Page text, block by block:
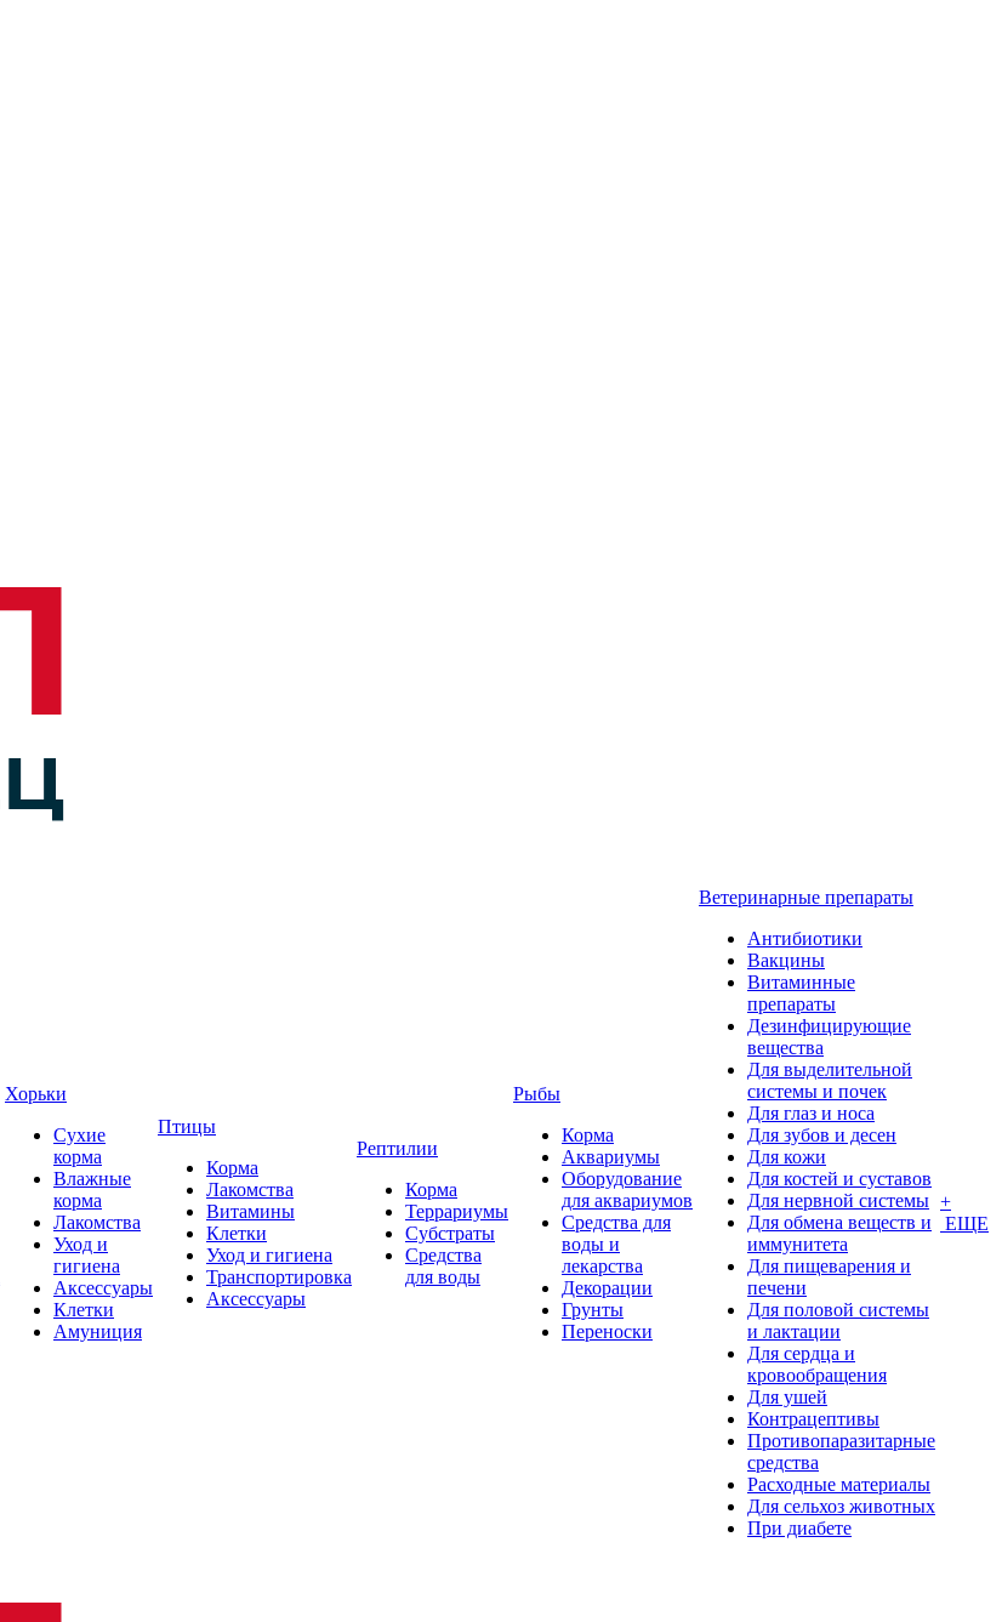
Хорьки
Сухие
корма
Влажные
корма
Лакомства
Уход и
гигиена
Аксессуары
Клетки
Амуниция
Птицы
Корма
Лакомства
Витамины
Клетки
Уход и гигиена
Транспортировка
Аксессуары
Рептилии
Корма
Террариумы
Субстраты
Средства
для воды
Рыбы
Корма
Аквариумы
Оборудование
для аквариумов
Средства для
воды и
лекарства
Декорации
Грунты
Переноски
Ветеринарные препараты
Антибиотики
Вакцины
Витаминные
препараты
Дезинфицирующие
вещества
Для выделительной
системы и почек
Для глаз и носа
Для зубов и десен
Для кожи
Для костей и суставов
Для нервной системы
Для обмена веществ и
иммунитета
Для пищеварения и
печени
Для половой системы
и лактации
Для сердца и
кровообращения
Для ушей
Контрацептивы
Противопаразитарные
средства
Расходные материалы
Для сельхоз животных
При диабете
+
ЕЩЕ